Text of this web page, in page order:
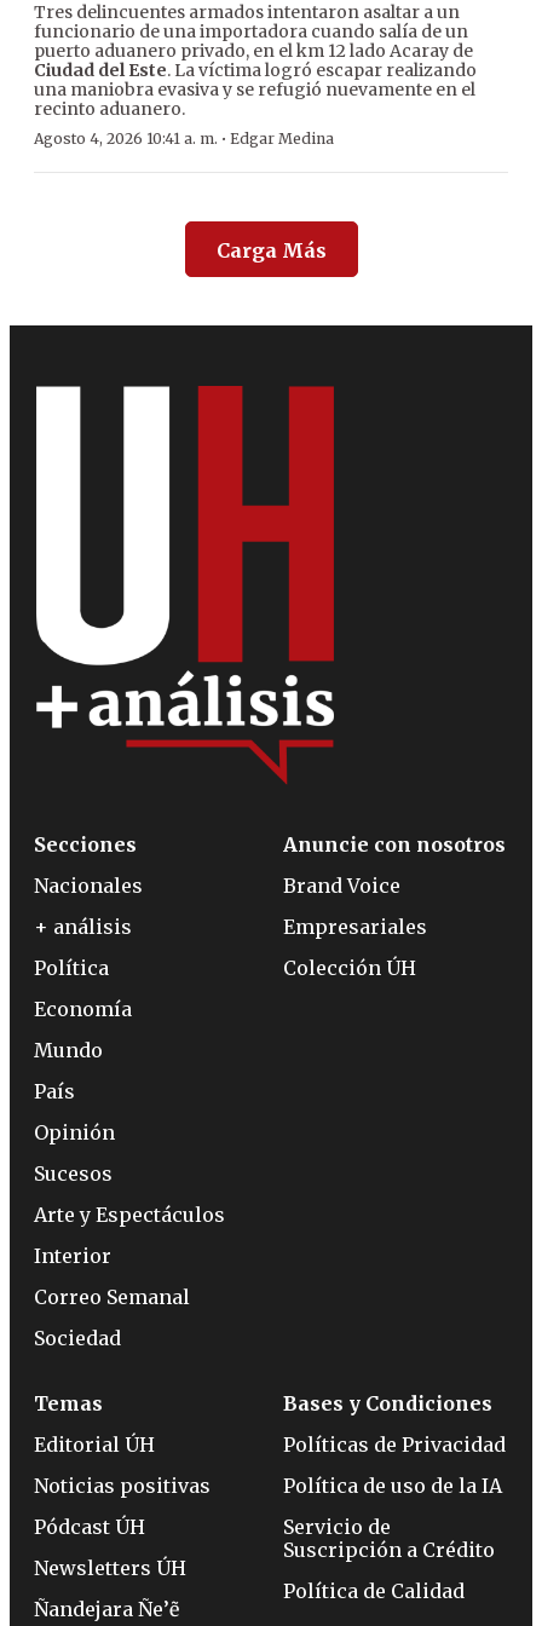
Tres delincuentes armados intentaron asaltar a un
funcionario de una importadora cuando salía de un
puerto aduanero privado, en el km 12 lado Acaray de
Ciudad del Este. La víctima logró escapar realizando
una maniobra evasiva y se refugió nuevamente en el
recinto aduanero.
Agosto 4, 2026 10:41 a. m. · Edgar Medina
Carga Más
Secciones
Nacionales
+ análisis
Política
Economía
Mundo
País
Opinión
Sucesos
Arte y Espectáculos
Interior
Correo Semanal
Sociedad
Anuncie con nosotros
Brand Voice
Empresariales
Colección ÚH
Temas
Editorial ÚH
Noticias positivas
Pódcast ÚH
Newsletters ÚH
Ñandejara Ñe’ẽ
Bases y Condiciones
Políticas de Privacidad
Política de uso de la IA
Servicio de
Suscripción a Crédito
Política de Calidad